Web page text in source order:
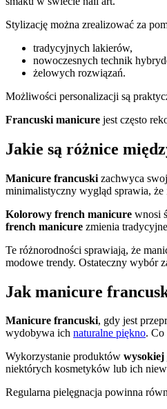
Stylizację można zrealizować za
tradycyjnych lakierów,
nowoczesnych technik
żelowych rozwiązań.
Możliwości personalizacji są
Francuski manicure jest często
Jakie są różnice
Manicure francuski zachwyca
minimalistyczny wygląd sprawia,
Kolorowy french manicure wnosi
french manicure zmienia
Te różnorodności sprawiają, że
modowe trendy. Ostateczny wybór
Jak manicure
Manicure francuski, gdy jest
wydobywa ich naturalne piękno. Co
Wykorzystanie produktów wysokiej
niektórych kosmetyków lub ich
Regularna pielęgnacja powinna